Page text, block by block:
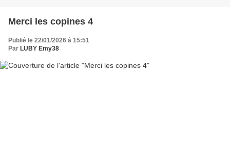
Merci les copines 4
Publié le 22/01/2026 à 15:51
Par LUBY Emy38